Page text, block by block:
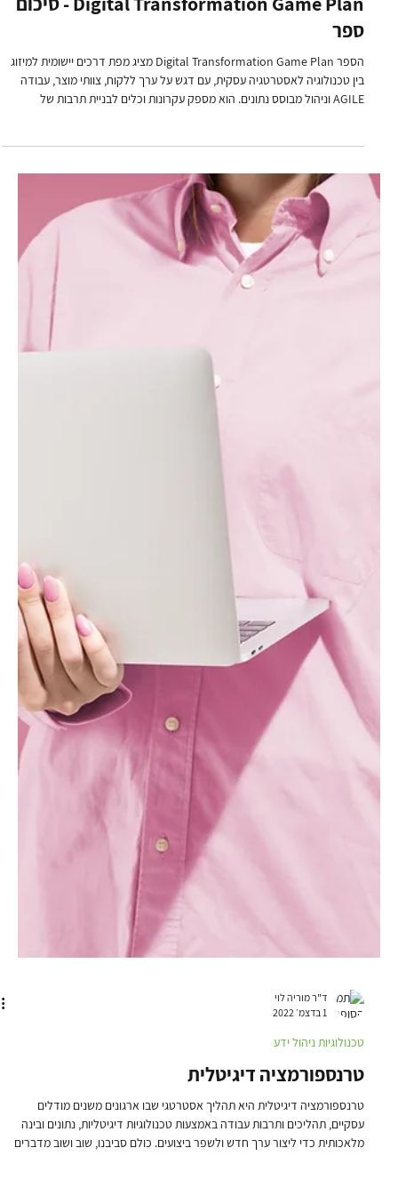
Digital Transformation Game Plan - סיכום
ספר
הספר Digital Transformation Game Plan מציג מפת דרכים יישומית למיזוג
בין טכנולוגיה לאסטרטגיה עסקית, עם דגש על ערך ללקוח, צוותי מוצר, עבודה
AGILE וניהול מבוסס נתונים. הוא מספק עקרונות וכלים לבניית תרבות של
ניסוי־למידה, הובלת שינוי מתמשך והפיכת המחשוב למנוע צמיחה תחרותי לאורך
זמן. הספר ״ Digital Transformation Game Plan: 34 tenets for
masterfully merging technology and business״ הוא ספר שנכתב בשנת
הספר דן, כמשתמע